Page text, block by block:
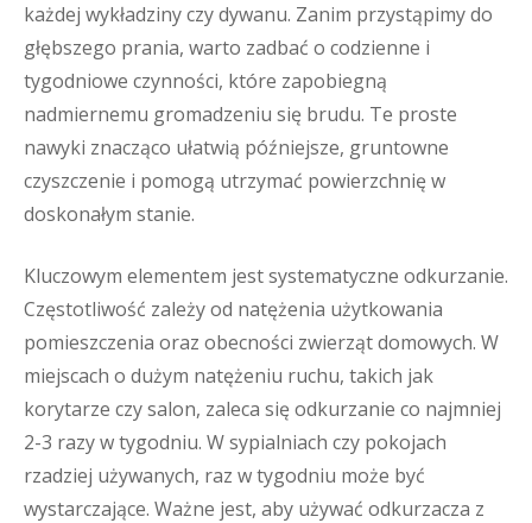
każdej wykładziny czy dywanu. Zanim przystąpimy do
głębszego prania, warto zadbać o codzienne i
tygodniowe czynności, które zapobiegną
nadmiernemu gromadzeniu się brudu. Te proste
nawyki znacząco ułatwią późniejsze, gruntowne
czyszczenie i pomogą utrzymać powierzchnię w
doskonałym stanie.
Kluczowym elementem jest systematyczne odkurzanie.
Częstotliwość zależy od natężenia użytkowania
pomieszczenia oraz obecności zwierząt domowych. W
miejscach o dużym natężeniu ruchu, takich jak
korytarze czy salon, zaleca się odkurzanie co najmniej
2-3 razy w tygodniu. W sypialniach czy pokojach
rzadziej używanych, raz w tygodniu może być
wystarczające. Ważne jest, aby używać odkurzacza z